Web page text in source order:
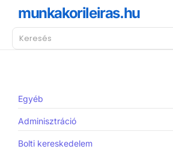
munkakorileiras.hu
Egyéb
Adminisztráció
Bolti kereskedelem